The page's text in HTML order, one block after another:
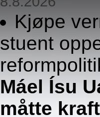
Kjøpe
stuent
Máel Ísu
måtte